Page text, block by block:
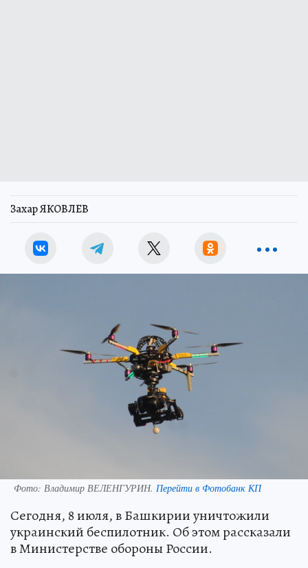
Захар ЯКОВЛЕВ
Фото: Владимир ВЕЛЕНГУРИН. Перейти в Фотобанк КП
Сегодня, 8 июля, в Башкирии уничтожили
украинский беспилотник. Об этом рассказали
в Министерстве обороны России.